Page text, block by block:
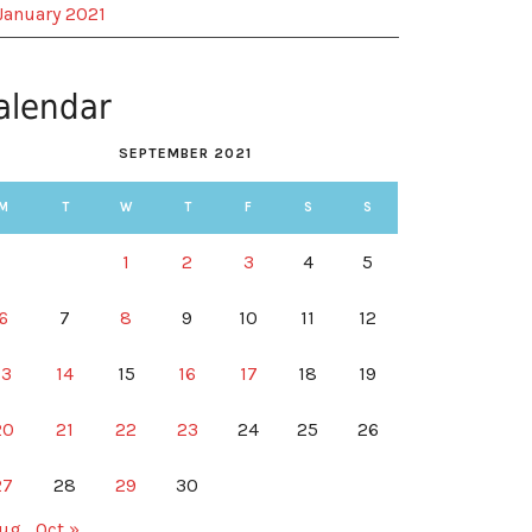
2021
SEPTEMBER 2021
T W T F S S
1 2 3 4 5
7 8 9 10 11 12
14 15 16 17 18 19
21 22 23 24 25 26
28 29
30